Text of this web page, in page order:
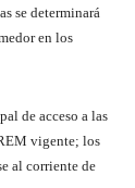
se determinará
en los
de acceso a las
vigente; los
al corriente de